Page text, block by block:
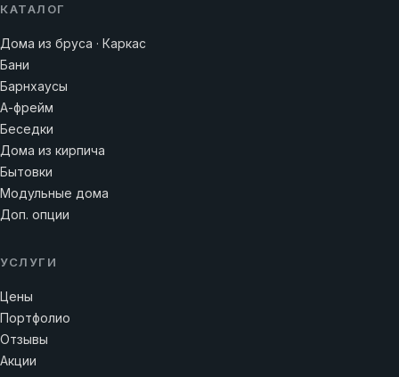
КАТАЛОГ
Дома из бруса · Каркас
Бани
Барнхаусы
А-фрейм
Беседки
Дома из кирпича
Бытовки
Модульные дома
Доп. опции
УСЛУГИ
Цены
Портфолио
Отзывы
Акции